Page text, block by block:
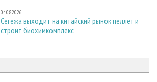
04.08.2026
Сегежа выходит на китайский рынок пеллет и
строит биохимкомплекс